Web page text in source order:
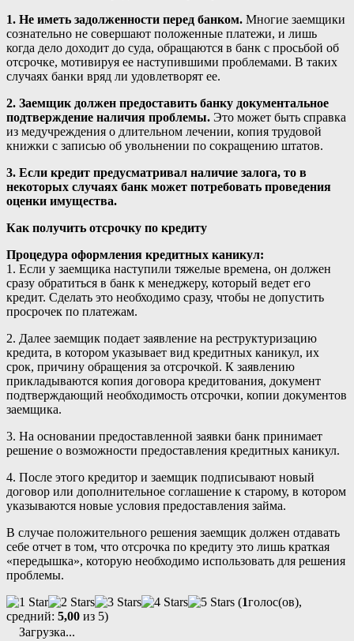
1. Не иметь задолженности перед банком. Многие заемщики
сознательно не совершают положенные платежи, и лишь
когда дело доходит до суда, обращаются в банк с просьбой об
отсрочке, мотивируя ее наступившими проблемами. В таких
случаях банки вряд ли удовлетворят ее.
2. Заемщик должен предоставить банку документальное
подтверждение наличия проблемы. Это может быть справка
из медучреждения о длительном лечении, копия трудовой
книжки с записью об увольнении по сокращению штатов.
3. Если кредит предусматривал наличие залога, то в
некоторых случаях банк может потребовать проведения
оценки имущества.
Как получить отсрочку по кредиту
Процедура оформления кредитных каникул:
1. Если у заемщика наступили тяжелые времена, он должен
сразу обратиться в банк к менеджеру, который ведет его
кредит. Сделать это необходимо сразу, чтобы не допустить
просрочек по платежам.
2. Далее заемщик подает заявление на реструктуризацию
кредита, в котором указывает вид кредитных каникул, их
срок, причину обращения за отсрочкой. К заявлению
прикладываются копия договора кредитования, документ
подтверждающий необходимость отсрочки, копии документов
заемщика.
3. На основании предоставленной заявки банк принимает
решение о возможности предоставления кредитных каникул.
4. После этого кредитор и заемщик подписывают новый
договор или дополнительное соглашение к старому, в котором
указываются новые условия предоставления займа.
В случае положительного решения заемщик должен отдавать
себе отчет в том, что отсрочка по кредиту это лишь краткая
«передышка», которую необходимо использовать для решения
проблемы.
(1голос(ов),
средний: 5,00 из 5)
Загрузка...